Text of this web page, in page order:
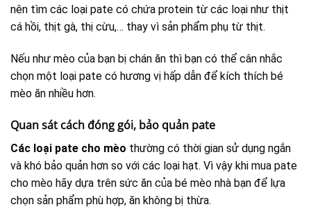
nên tìm các loại pate có chứa protein từ các loại như thịt
cá hồi, thịt gà, thị cừu,… thay vì sản phẩm phụ từ thịt.
Nếu như mèo của bạn bị chán ăn thì bạn có thể cân nhắc
chọn một loại pate có hương vị hấp dẫn để kích thích bé
mèo ăn nhiều hơn.
Quan sát cách đóng gói, bảo quản pate
Các loại pate cho mèo thường có thời gian sử dụng ngắn
và khó bảo quản hơn so với các loại hạt. Vì vậy khi mua pate
cho mèo hãy dựa trên sức ăn của bé mèo nhà bạn để lựa
chọn sản phẩm phù hợp, ăn không bị thừa.